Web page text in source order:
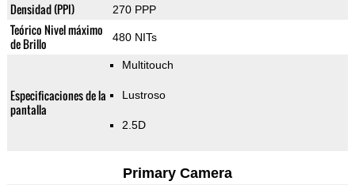
Densidad (PPI) 270 PPP
Teórico Nivel máximo
de Brillo
480 NITs
Especificaciones de la
pantalla
Multitouch
Lustroso
2.5D
Primary Camera